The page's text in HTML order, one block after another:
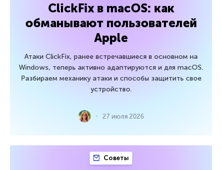
ClickFix в macOS: как
обманывают пользователей
Apple
Атаки ClickFix, ранее встречавшиеся в основном на
Windows, теперь активно адаптируются и для macOS.
Разбираем механику атаки и способы защитить свое
устройство.
27 июля 2026
Советы